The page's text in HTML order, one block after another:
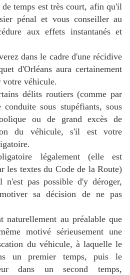
temps est très court, afin qu'il
pénal et vous conseiller au
aux effets instantanés et
dans le cadre d'une récidive
d'Orléans aura certainement
votre véhicule.
délits routiers (comme par
sous stupéfiants, sous
ou de grand excès de
du véhicule, s'il est votre
légalement (elle est
les textes du Code de la Route)
pas possible d'y déroger,
sa décision de ne pas
au préalable que
motivé sérieusement une
du véhicule, à laquelle le
un premier temps, puis le
dans un second temps,